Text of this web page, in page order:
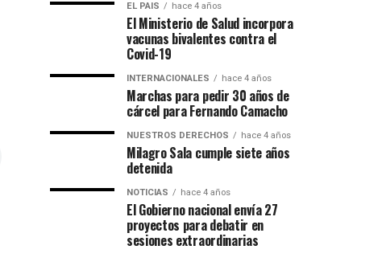
EL PAIS hace 4 años
El Ministerio de Salud incorpora
vacunas bivalentes contra el
Covid-19
INTERNACIONALES hace 4 años
Marchas para pedir 30 años de
cárcel para Fernando Camacho
NUESTROS DERECHOS hace 4 años
Milagro Sala cumple siete años
detenida
NOTICIAS hace 4 años
El Gobierno nacional envía 27
proyectos para debatir en
sesiones extraordinarias